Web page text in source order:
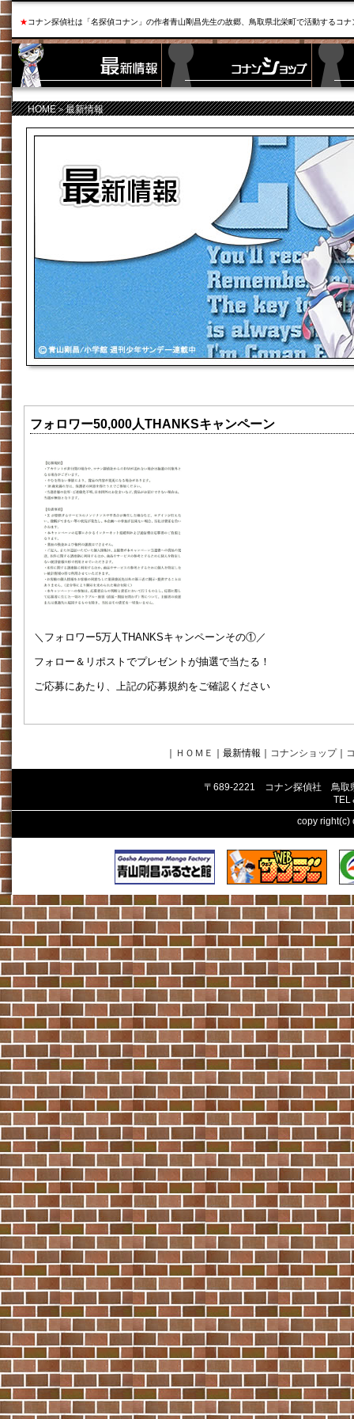
★コナン探偵社は「名探偵コナン」の作者青山剛昌先生の故郷、鳥取県北栄町で活動するコ
HOME＞最新情報
フォロワー50,000人THANKSキャンペーン
＼フォロワー5万人THANKSキャンペーンその①／
フォロー＆リポストでプレゼントが抽選で当たる！
ご応募にあたり、上記の応募規約をご確認ください
ＨＯＭＥ ｜最新情報 コナンショップ｜
〒689-2221 コナン探偵社 鳥取
TEL
copy right(c)